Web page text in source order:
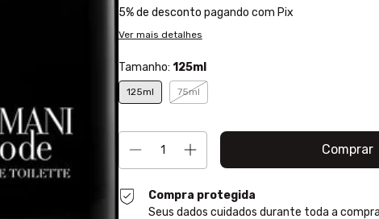
5% de desconto pagando com Pix
Ver mais detalhes
Tamanho: 125ml
125ml 75ml
Compra protegida
Seus dados cuidados durante toda a